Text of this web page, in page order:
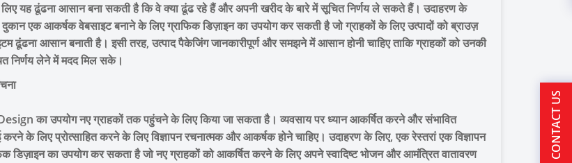
यह ढूंढना आसान बना सकती है कि वे क्या ढूंढ रहे हैं और अपनी खरीद के बारे में सूचित निर्णय ले सकते हैं। उदाहरण के
एक आकर्षक वेबसाइट बनाने के लिए ग्राफिक डिज़ाइन का उपयोग कर सकती है जो ग्राहकों के लिए उत्पादों को ब्राउज़
ढूंढना आसान बनाती है। इसी तरह, उत्पाद पैकेजिंग जानकारीपूर्ण और समझने में आसान होनी चाहिए ताकि ग्राहकों को उनकी
निर्णय लेने में मदद मिल सके।
का उपयोग नए ग्राहकों तक पहुंचने के लिए किया जा सकता है। व्यवसाय पर ध्यान आकर्षित करने और संभावित
करने के लिए प्रोत्साहित करने के लिए विज्ञापन रचनात्मक और आकर्षक होने चाहिए। उदाहरण के लिए, एक रेस्तरां एक विज्ञापन
डिज़ाइन का उपयोग कर सकता है जो नए ग्राहकों को आकर्षित करने के लिए अपने स्वादिष्ट भोजन और आमंत्रित वातावरण
CONTACT US